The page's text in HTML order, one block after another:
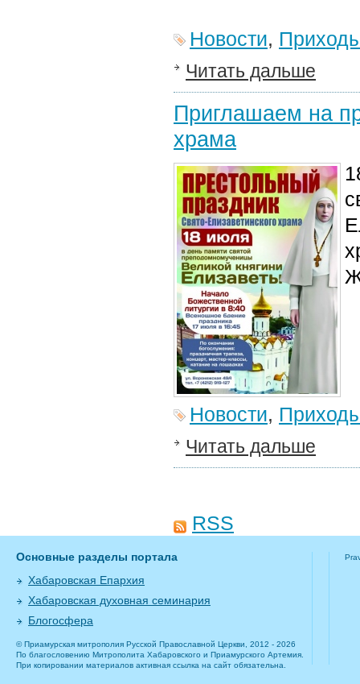
Новости,
Читать дальше
Приглашаем на
храма
Новости,
Читать дальше
RSS
Основные разделы портала
Хабаровская Епархия
Хабаровская духовная семинария
Блогосфера
© Приамурская митрополия Русской Православной Церкви, 2012 - 2026
По благословению Митрополита Хабаровского и Приамурского Артемия.
При копировании материалов активная ссылка на сайт обязательна.